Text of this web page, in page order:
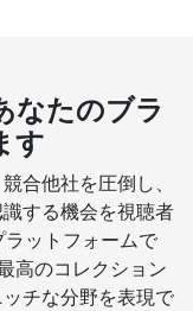
なたのブラ
す
合他社を圧倒し、
する機会を視聴者
ットフォームで
高のコレクション
チな分野を表現で